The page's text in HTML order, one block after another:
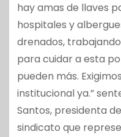
hay amas de llaves
hospitales y
drenados,
para cuidar a esta
pueden más.
institucional ya.”
Santos, presidenta de
sindicato que